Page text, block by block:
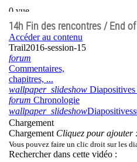
14h Fin des rencontres / End